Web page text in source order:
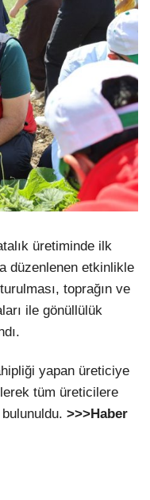
üretiminde ilk
düzenlenen etkinlikle
toprağın ve
ile gönüllülük
yapan üreticiye
tüm üreticilere
>>>Haber